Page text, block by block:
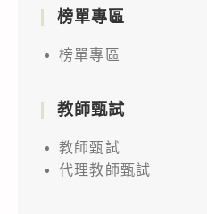
榜單專區
榜單專區
教師甄試
教師甄試
代理教師甄試